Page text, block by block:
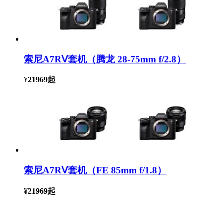
索尼A7RⅤ套机（腾龙 28-75mm f/2.8）
¥21969起
索尼A7RⅤ套机（FE 85mm f/1.8）
¥21969起